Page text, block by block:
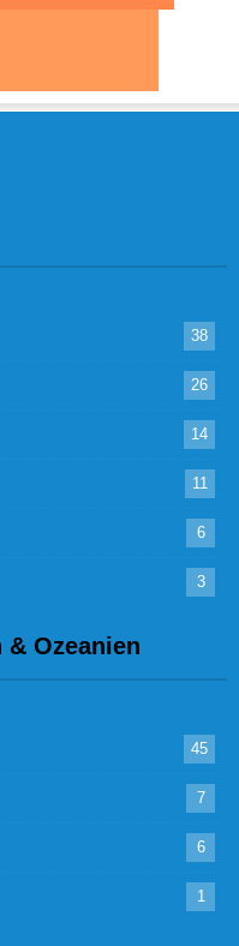
38
26
14
11
6
3
Ozeanien
45
7
6
1